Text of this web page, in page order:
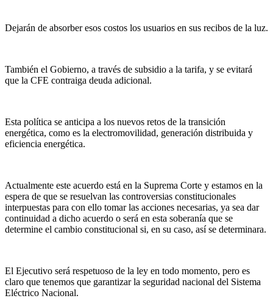
Dejarán de absorber esos costos los usuarios en sus recibos de la luz.
También el Gobierno, a través de subsidio a la tarifa, y se evitará
que la CFE contraiga deuda adicional.
Esta política se anticipa a los nuevos retos de la transición
energética, como es la electromovilidad, generación distribuida y
eficiencia energética.
Actualmente este acuerdo está en la Suprema Corte y estamos en la
espera de que se resuelvan las controversias constitucionales
interpuestas para con ello tomar las acciones necesarias, ya sea dar
continuidad a dicho acuerdo o será en esta soberanía que se
determine el cambio constitucional si, en su caso, así se determinara.
El Ejecutivo será respetuoso de la ley en todo momento, pero es
claro que tenemos que garantizar la seguridad nacional del Sistema
Eléctrico Nacional.